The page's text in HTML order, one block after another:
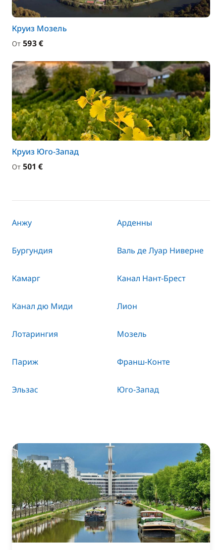
Круиз Мозель
От 593 €
Круиз Юго-Запад
От 501 €
Анжу Арденны
Бургундия Валь де Луар Ниверне
Камарг Канал Нант-Брест
Канал дю Миди Лион
Лотарингия Мозель
Париж Франш-Конте
Эльзас Юго-Запад